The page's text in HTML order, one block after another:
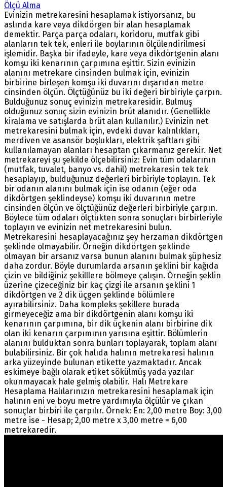
Ölçü Alma
Evinizin metrekaresini hesaplamak istiyorsanız, bu
aslında kare veya dikdörgen bir alan hesaplamak
demektir. Parça parça odaları, koridoru, mutfak gibi
alanların tek tek, enleri ile boylarının ölçülendirilmesi
işlemidir. Başka bir ifadeyle, kare veya dikdörtgenin alanı
komşu iki kenarının çarpımına eşittir. Sizin evinizin
alanını metrekare cinsinden bulmak için, evinizin
birbirine birleşen komşu iki duvarını dışarıdan metre
cinsinden ölçün. Ölçtüğünüz bu iki değeri birbiriyle çarpın.
Bulduğunuz sonuç evinizin metrekaresidir. Bulmuş
olduğunuz sonuç sizin evinizin brüt alanıdır. (Genellikle
kiralama ve satışlarda brüt alan kullanılır.) Evinizin net
metrekaresini bulmak için, evdeki duvar kalınlıkları,
merdiven ve asansör boşlukları, elektrik şaftları gibi
kullanılamayan alanları hesaptan çıkarmanız gerekir. Net
metrekareyi şu şekilde ölçebilirsiniz: Evin tüm odalarının
(mutfak, tuvalet, banyo vs. dahil) metrekaresin tek tek
hesaplayıp, bulduğunuz değerleri birbiriyle toplayın. Tek
bir odanın alanını bulmak için ise odanın (eğer oda
dikdörtgen şeklindeyse) komşu iki duvarının metre
cinsinden ölçün ve ölçtüğünüz değerleri birbiriyle çarpın.
Böylece tüm odaları ölçtükten sonra sonuçları birbirleriyle
toplayın ve evinizin net metrekaresini bulun.
Metrekaresini hesaplayacağınız şey herzaman dikdörtgen
şeklinde olmayabilir. Örneğin dikdörtgen şeklinde
olmayan bir arsanız varsa bunun alanını bulmak şüphesiz
daha zordur. Böyle durumlarda arsanın şeklini bir kağıda
çizin ve bildiğiniz şekilllere bölmeye çalışın. Örneğin şeklin
üzerine çizeceğiniz bir kaç çizgi ile arsanın şeklini 1
dikdörtgen ve 2 dik üçgen şeklinde bölümlere
ayırabilirsiniz. Daha kompleks şekillere burada
girmeyeceğiz ama bir dikdörtgenin alanı komşu iki
kenarının çarpımına, bir dik üçkenin alanı birbirine dik
olan iki kenarın çarpımının yarısına eşittir. Bölümlerin
alanını bulduktan sonra bunları toplayarak, toplam alanı
bulabilirsiniz. Bir çok halıda halının metrekaresi halının
arka yüzeyinde bulunan etikette yazmaktadır. Ancak
eskimeye bağlı olarak etiket sökülmüş yada yazılar
okunmayacak hale gelmiş olabilir. Halı Metrekare
Hesaplama Halılarınızın metrekaresini hesaplamak için
halının eni ve boyu metre yardımıyla ölçülür ve çıkan
sonuçlar birbiri ile çarpılır. Örnek: En: 2,00 metre Boy: 3,00
metre ise - Hesap; 2,00 metre x 3,00 metre = 6,00
metrekaredir.